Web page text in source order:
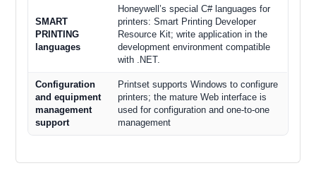
SMART
PRINTING
languages
Honeywell’s special C# languages for
printers: Smart Printing Developer
Resource Kit; write application in the
development environment compatible
with .NET.
Configuration
and equipment
management
support
Printset supports Windows to configure
printers; the mature Web interface is
used for configuration and one-to-one
management